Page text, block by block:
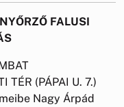
FALUSI
TÉR (PÁPAI U. 7.)
Nagy Árpád